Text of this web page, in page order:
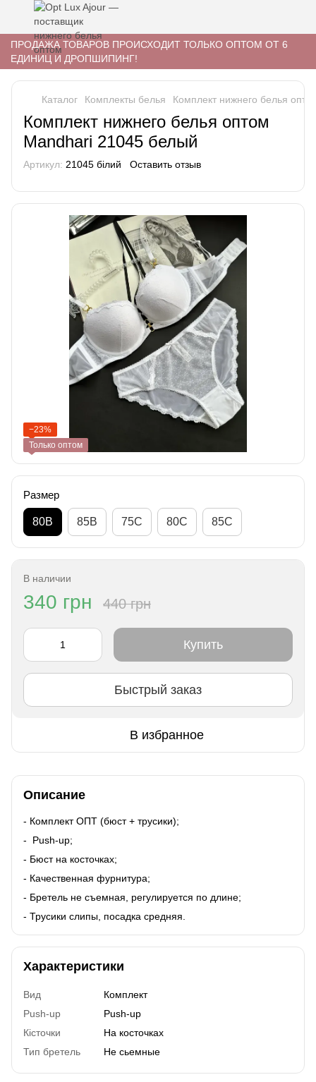
ПРОДАЖА ТОВАРОВ ПРОИСХОДИТ ТОЛЬКО ОПТОМ ОТ 6
ЕДИНИЦ И ДРОПШИПИНГ!
Каталог Комплекты белья Комплект нижнего белья
Комплект нижнего белья оптом
Mandhari 21045 белый
Артикул: 21045 білий Оставить отзыв
−23%
Только оптом
Размер
80B 85B 75C 80C 85C
В наличии
340 грн 440 грн
Купить
Быстрый заказ
В избранное
Описание
- Комплект ОПТ (бюст + трусики);
- Push-up;
- Бюст на косточках;
- Качественная фурнитура;
- Бретель не съемная, регулируется по длине;
- Трусики слипы, посадка средняя.
Характеристики
Вид
Комплект
Push-up
Push-up
Кісточки
На косточках
Тип бретель
Не сьемные